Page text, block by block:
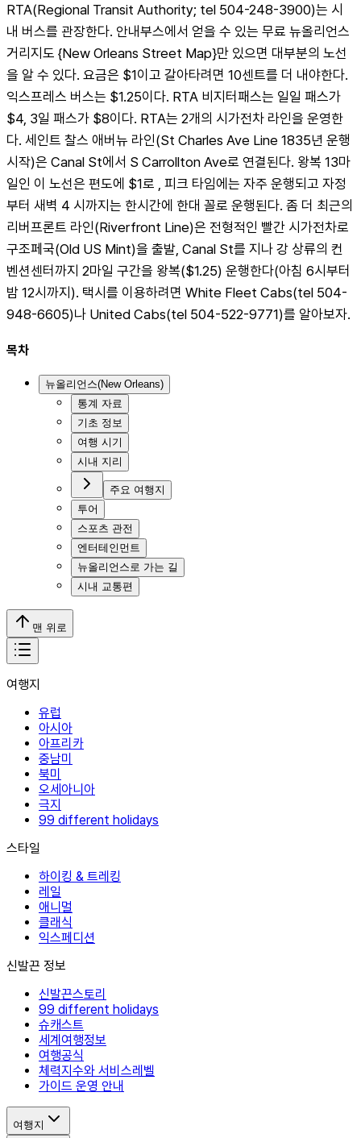
RTA(Regional Transit Authority; tel 504-248-3900)는 시
내 버스를 관장한다. 안내부스에서 얻을 수 있는 무료 뉴올리언스
거리지도 {New Orleans Street Map}만 있으면 대부분의 노선
을 알 수 있다. 요금은 $1이고 갈아타려면 10센트를 더 내야한다.
익스프레스 버스는 $1.25이다. RTA 비지터패스는 일일 패스가
$4, 3일 패스가 $8이다. RTA는 2개의 시가전차 라인을 운영한
다. 세인트 찰스 애버뉴 라인(St Charles Ave Line 1835년 운행
시작)은 Canal St에서 S Carrollton Ave로 연결된다. 왕복 13마
일인 이 노선은 편도에 $1로 , 피크 타임에는 자주 운행되고 자정
부터 새벽 4 시까지는 한시간에 한대 꼴로 운행된다. 좀 더 최근의
리버프론트 라인(Riverfront Line)은 전형적인 빨간 시가전차로
구조페국(Old US Mint)을 출발, Canal St를 지나 강 상류의 컨
벤션센터까지 2마일 구간을 왕복($1.25) 운행한다(아침 6시부터
밤 12시까지). 택시를 이용하려면 White Fleet Cabs(tel 504-
948-6605)나 United Cabs(tel 504-522-9771)를 알아보자.
목차
뉴올리언스(New Orleans)
통계 자료
기초 정보
여행 시기
시내 지리
주요 여행지
투어
스포츠 관전
엔터테인먼트
뉴올리언스로 가는 길
시내 교통편
맨 위로
여행지
유럽
아시아
아프리카
중남미
북미
오세아니아
극지
99 different holidays
스타일
하이킹 & 트레킹
레일
애니멀
클래식
익스페디션
신발끈 정보
신발끈스토리
99 different holidays
슈캐스트
세계여행정보
여행공식
체력지수와 서비스레벨
가이드 운영 안내
여행지